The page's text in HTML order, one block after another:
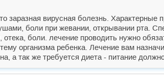
заразная вирусная болезнь. Характерные
боли при жевании, открывании рта.
боли. лечение проводить нужно
организма ребенка. Лечение вам
а так же требуется диета - питание